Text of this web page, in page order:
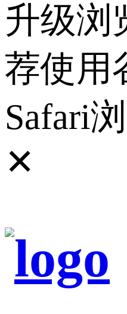
升级浏
荐使用
Safari
✕